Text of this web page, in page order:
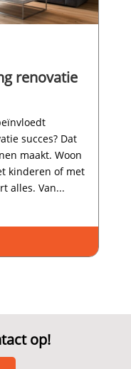
renovatie
succes? Dat
maakt.​ Woon
kinderen of met
alles.​ Van...
op!